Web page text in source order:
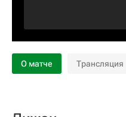
О матче Трансляция